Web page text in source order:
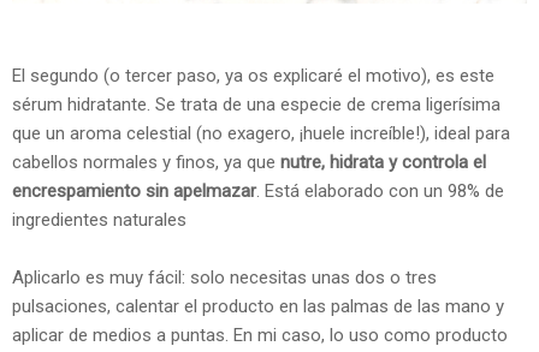
El segundo (o tercer paso, ya os explicaré el motivo), es este
sérum hidratante. Se trata de una especie de crema ligerísima
que un aroma celestial (no exagero, ¡huele increíble!), ideal para
cabellos normales y finos, ya que nutre, hidrata y controla el
encrespamiento sin apelmazar. Está elaborado con un 98% de
ingredientes naturales
Aplicarlo es muy fácil: solo necesitas unas dos o tres
pulsaciones, calentar el producto en las palmas de las mano y
aplicar de medios a puntas. En mi caso, lo uso como producto